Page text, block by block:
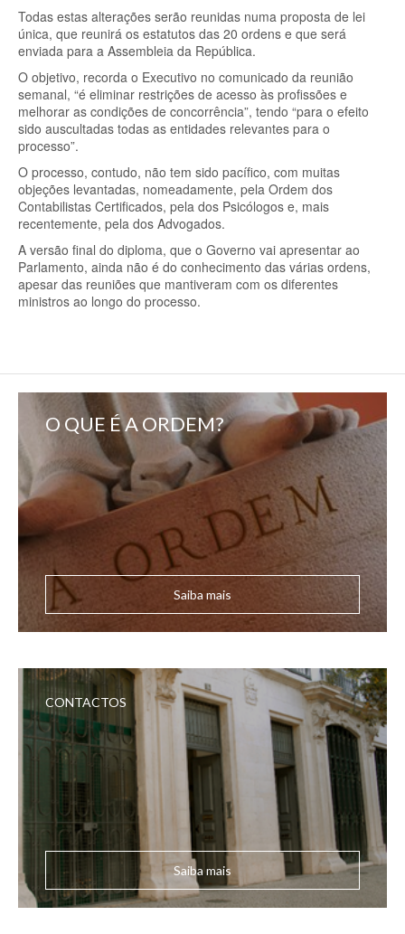
Todas estas alterações serão reunidas numa proposta de lei
única, que reunirá os estatutos das 20 ordens e que será
enviada para a Assembleia da República.
O objetivo, recorda o Executivo no comunicado da reunião
semanal, “é eliminar restrições de acesso às profissões e
melhorar as condições de concorrência”, tendo “para o efeito
sido auscultadas todas as entidades relevantes para o
processo”.
O processo, contudo, não tem sido pacífico, com muitas
objeções levantadas, nomeadamente, pela Ordem dos
Contabilistas Certificados, pela dos Psicólogos e, mais
recentemente, pela dos Advogados.
A versão final do diploma, que o Governo vai apresentar ao
Parlamento, ainda não é do conhecimento das várias ordens,
apesar das reuniões que mantiveram com os diferentes
ministros ao longo do processo.
O QUE É A ORDEM?
Saiba mais
CONTACTOS
Saiba mais